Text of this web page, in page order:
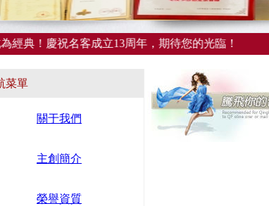
！慶祝名客成立13周年，期待您的光臨！
菜單
關于我們
主創簡介
榮譽資質